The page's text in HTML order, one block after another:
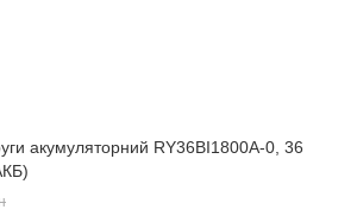
акумуляторний RY36BI1800A-0, 36